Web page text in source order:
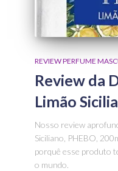
REVIEW PERFUME
Review da
Limão
Nosso review
Siciliano, PHEBO,
porquê esse produto
o mundo.